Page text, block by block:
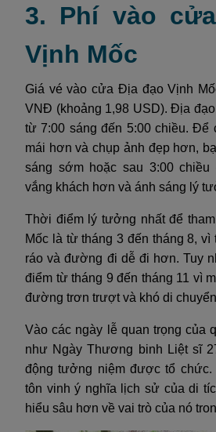
3. Phí vào
Vịnh Mốc
Giá vé vào cửa Địa đạo Vịnh
VNĐ (khoảng 1,98 USD). Địa
từ 7:00 sáng đến 5:00 chiều. Để
mái hơn và chụp ảnh đẹp hơn,
sáng sớm hoặc sau 3:00
vắng khách hơn và ánh sáng lý
Thời điểm lý tưởng nhất để
Mốc là từ tháng 3 đến tháng 8,
ráo và đường đi dễ đi hơn. Tuy
điểm từ tháng 9 đến tháng 11 vì
đường trơn trượt và khó di
Vào các ngày lễ quan trọng của
như Ngày Thương binh Liệt sĩ
động tưởng niệm được tổ
tôn vinh ý nghĩa lịch sử của di
hiểu sâu hơn về vai trò của nó